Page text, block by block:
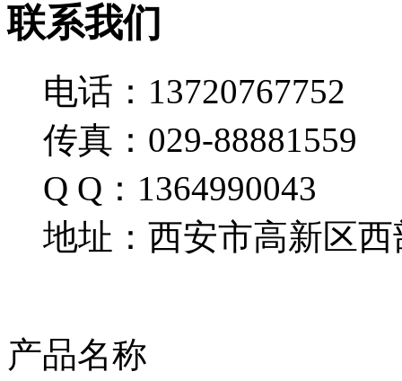
联系我们
电话：13720767752
传真：029-88881559
Q Q：1364990043
地址：西安市高新区西
产品名称